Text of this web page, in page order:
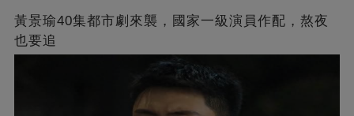
黃景瑜40集都市劇來襲，國家一級演員作配，熬夜
也要追